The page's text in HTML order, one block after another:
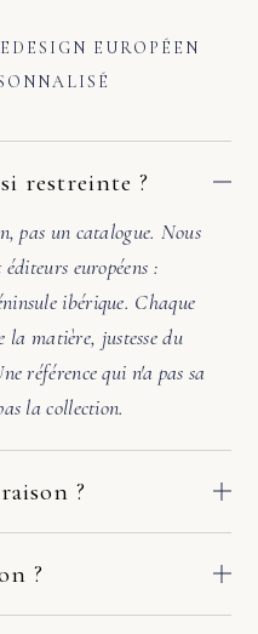
DESIGN EUROPÉEN
restreinte ?
pas un catalogue. Nous
européens :
ibérique. Chaque
la matière, justesse du
référence qui n'a pas sa
la collection.
?
et de votre adresse :
?